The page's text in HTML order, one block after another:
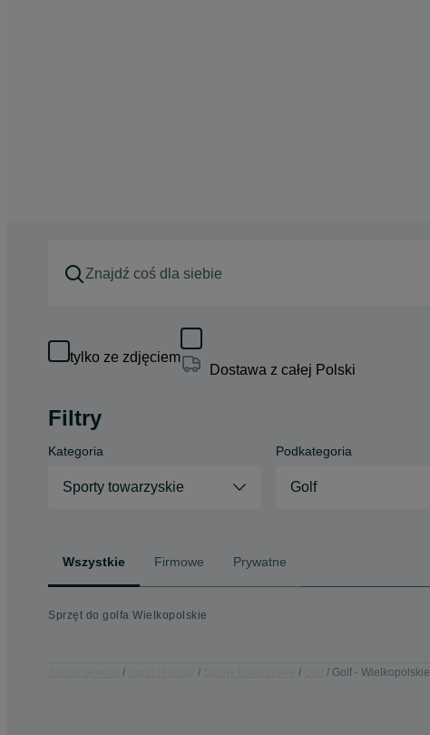
tylko ze zdjęciem
Dostawa z całej Polski
Filtry
Kategoria
Sporty towarzyskie
Podkategoria
Golf
Wszystkie Firmowe Prywatne
Sprzęt do golfa Wielkopolskie
Golf - Wielkopolskie